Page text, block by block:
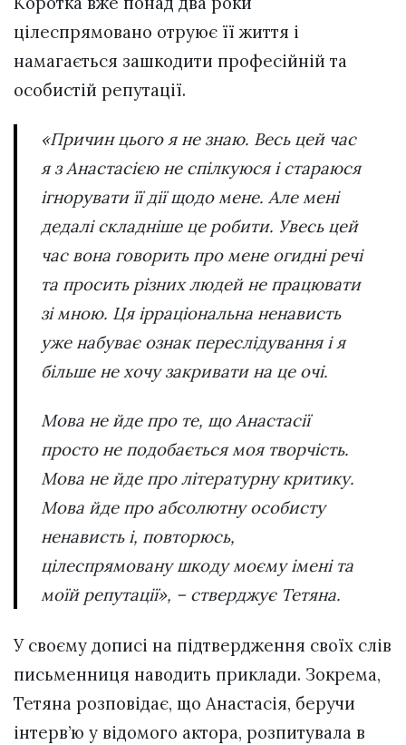
цілеспрямовано отруює її життя і
намагається зашкодити професійній та
особистій репутації.
«Причин цього я не знаю. Весь цей час
я з Анастасією не спілкуюся і стараюся
ігнорувати її дії щодо мене. Але мені
дедалі складніше це робити. Увесь цей
час вона говорить про мене огидні речі
та просить різних людей не працювати
зі мною. Ця ірраціональна ненависть
уже набуває ознак переслідування і я
більше не хочу закривати на це очі.
Мова не йде про те, що Анастасії
просто не подобається моя творчість.
Мова не йде про літературну критику.
Мова йде про абсолютну особисту
ненависть і, повторюсь,
цілеспрямовану шкоду моєму імені та
моїй репутації», – стверджує Тетяна.
У своєму дописі на підтвердження своїх слів
письменниця наводить приклади. Зокрема,
Тетяна розповідає, що Анастасія, беручи
інтерв’ю у відомого актора, розпитувала в